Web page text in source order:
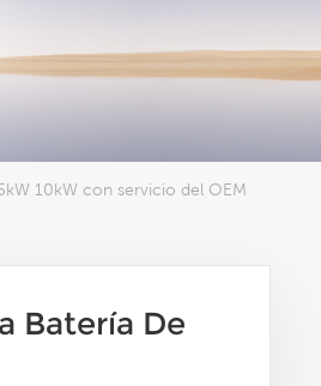
10kW con servicio del OEM
Batería De